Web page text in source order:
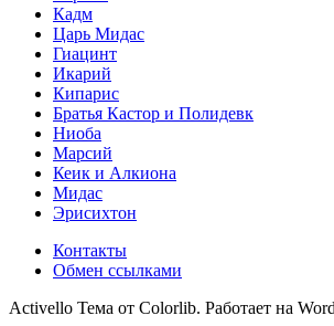
Кадм
Царь Мидас
Гиацинт
Икарий
Кипарис
Братья Кастор и Полидевк
Ниоба
Марсий
Кеик и Алкиона
Мидас
Эрисихтон
Контакты
Обмен ссылками
Activello Тема от Colorlib. Работает на